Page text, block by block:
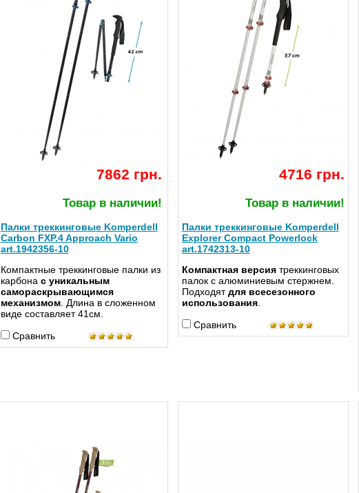
7862 грн.
Товар в наличии!
Палки треккинговые Komperdell
Carbon FXP.4 Approach Vario
art.1942356-10
Компактные треккинговые палки из
карбона с уникальным
самораскрывающимся
механизмом. Длина в сложенном
виде составляет 41см.
Сравнить
4716 грн.
Товар в наличии!
Палки треккинговые Komperdell
Explorer Compact Powerlock
art.1742313-10
Компактная версиятреккинговых
палок с алюминиевым стержнем.
Подходятдля всесезонного
использования.
Сравнить